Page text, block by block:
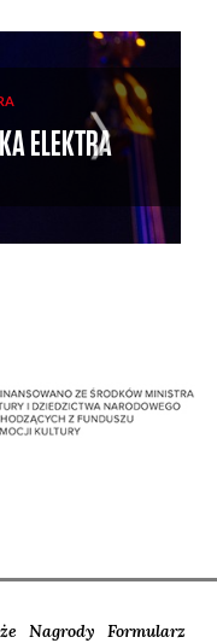
ELEKTRA
Nagrody Formularz